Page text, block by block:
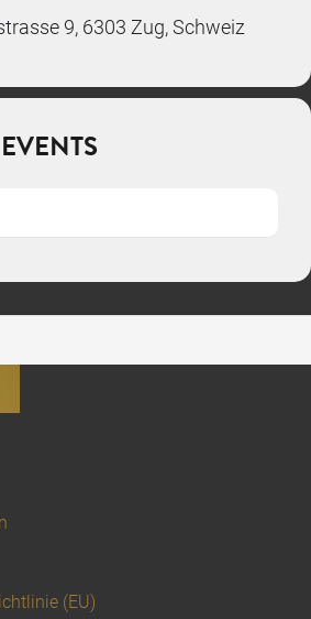
9, 6303 Zug, Schweiz
(EU)